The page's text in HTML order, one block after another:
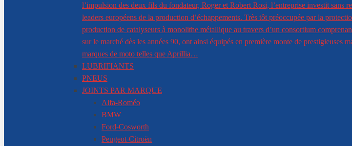
l’impulsion des deux fils du fondateur, Roger et Robert Rosi, l’entreprise investit sans
leaders européens de la production d’échappements. Très tôt préoccupée par la
production de catalyseurs à monolithe métallique au travers d’un consortium
sur le marché dès les années 90, ont ainsi équipés en première monte de
marques de moto telles que Aprillia…
LUBRIFIANTS
PNEUS
JOINTS PAR MARQUE
Alfa-Roméo
BMW
Ford-Cosworth
Peugeot-Citroën